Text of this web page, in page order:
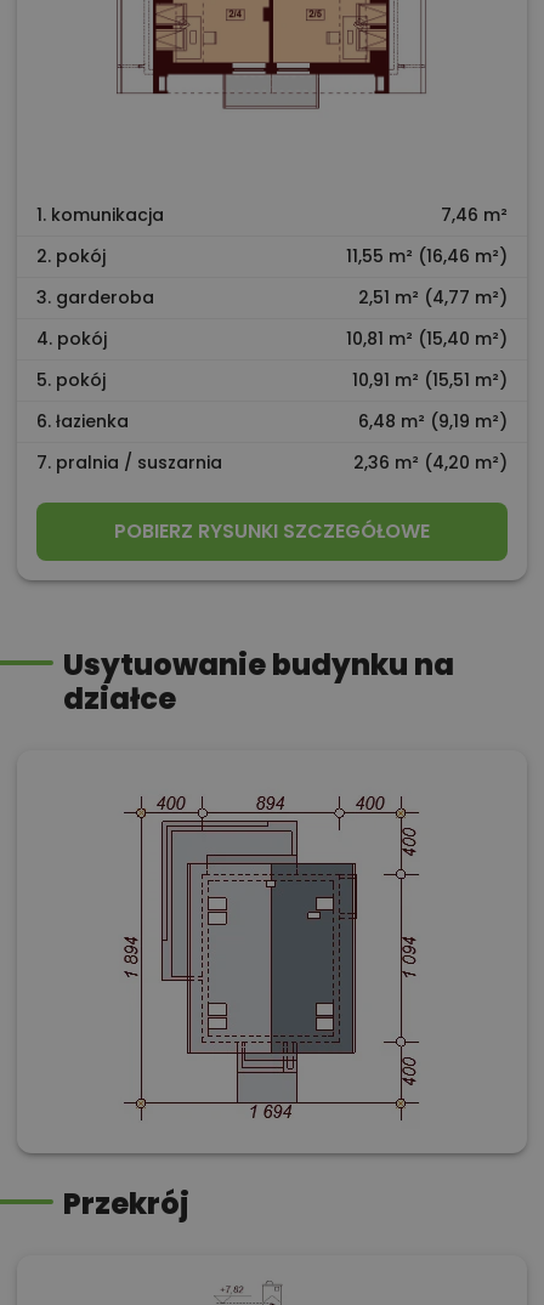
1. komunikacja
7,46 m²
2. pokój
11,55 m² (16,46 m²)
3. garderoba
2,51 m² (4,77 m²)
4. pokój
10,81 m² (15,40 m²)
5. pokój
10,91 m² (15,51 m²)
6. łazienka
6,48 m² (9,19 m²)
7. pralnia / suszarnia
2,36 m² (4,20 m²)
POBIERZ RYSUNKI SZCZEGÓŁOWE
Usytuowanie budynku na
działce
Przekrój